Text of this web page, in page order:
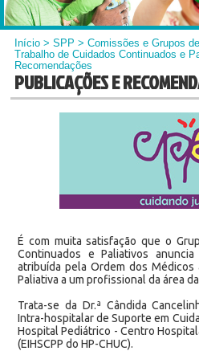
Início >SPP >Comissões e Grupos
Trabalho de Cuidados Continuados e
Recomendações
PUBLICAÇÕES E
É com muita satisfação que o
Continuados e Paliativos
atribuída pela Ordem dos Médicos
Paliativa a um profissional da área
Trata-se da Dr.ª Cândida
Intra-hospitalar de Suporte em
Hospital Pediátrico - Centro
(EIHSCPP do HP-CHUC).